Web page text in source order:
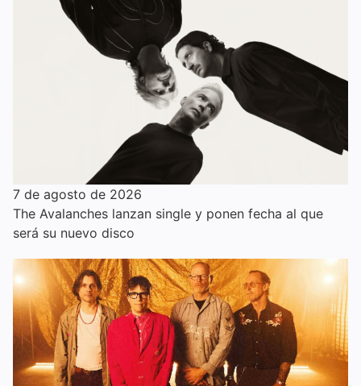
7 de agosto de 2026
The Avalanches lanzan single y ponen fecha al que
será su nuevo disco